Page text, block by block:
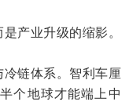
产业升级的缩影。
冷链体系。智利车厘
个地球才能端上中